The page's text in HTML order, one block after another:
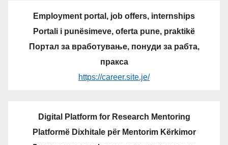
Employment portal, job offers, internships
Portali i punësimeve, oferta pune, praktikë
Портал за вработување, понуди за рабта,
пракса
https://career.site.je/
Digital Platform for Research Mentoring
Platformë Dixhitale për Mentorim Kërkimor